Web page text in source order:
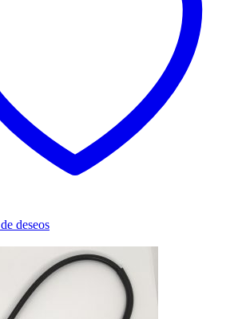
deseos